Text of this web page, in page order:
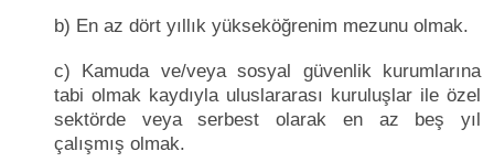
b) En az dört yıllık yükseköğrenim mezunu olmak.
c) Kamuda ve/veya sosyal güvenlik kurumlarına
tabi olmak kaydıyla uluslararası kuruluşlar ile özel
sektörde veya serbest olarak en az beş yıl
çalışmış olmak.